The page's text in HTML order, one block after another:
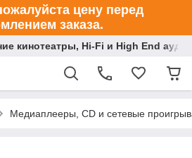
цену перед
заказа.
кинотеатры, Hi-Fi и High End
Медиаплееры, CD и сетевые